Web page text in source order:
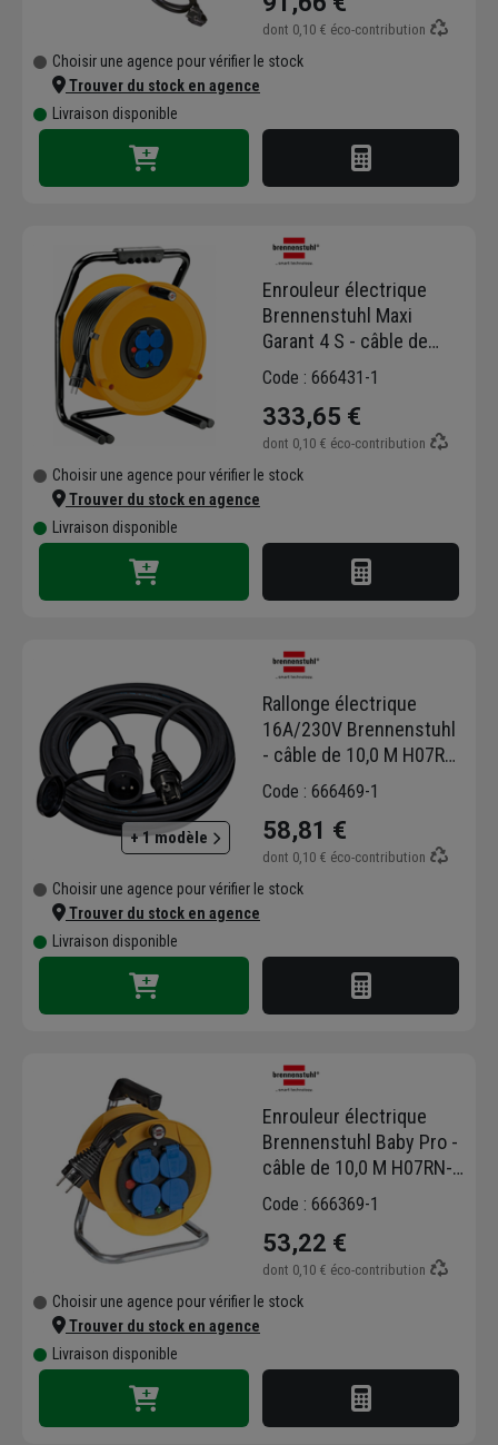
dont 0,10 € éco-contribution
Choisir une agence pour vérifier le stock
Trouver du stock en agence
Livraison disponible
Enrouleur électrique
Brennenstuhl Maxi
Garant 4 S - câble de
50,0 M H07RN-F 3G2,5
Code : 666431-1
333,65 €
dont 0,10 € éco-contribution
Choisir une agence pour vérifier le stock
Trouver du stock en agence
Livraison disponible
+ 1 modèle
Rallonge électrique
16A/230V Brennenstuhl
- câble de 10,0 M H07RN-
F 3G2,5 3500W
Code : 666469-1
58,81 €
dont 0,10 € éco-contribution
Choisir une agence pour vérifier le stock
Trouver du stock en agence
Livraison disponible
Enrouleur électrique
Brennenstuhl Baby Pro -
câble de 10,0 M H07RN-F
3G1,5 avec 4 prises à
Code : 666369-1
53,22 €
dont 0,10 € éco-contribution
Choisir une agence pour vérifier le stock
Trouver du stock en agence
Livraison disponible